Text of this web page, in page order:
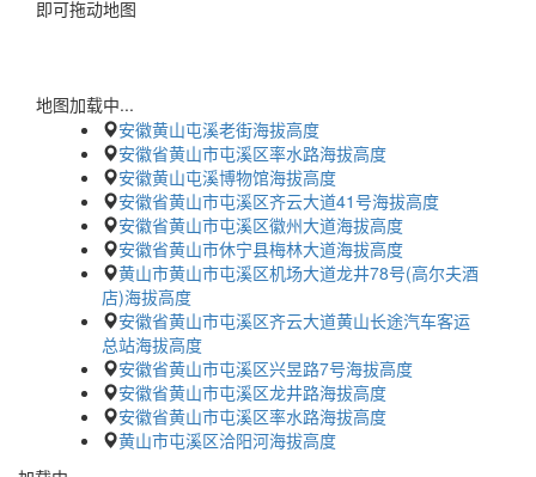
即可拖动地图
地图加载中...
安徽黄山屯溪老街海拔高度
安徽省黄山市屯溪区率水路海拔高度
安徽黄山屯溪博物馆海拔高度
安徽省黄山市屯溪区齐云大道41号海拔高度
安徽省黄山市屯溪区徽州大道海拔高度
安徽省黄山市休宁县梅林大道海拔高度
黄山市黄山市屯溪区机场大道龙井78号(高尔夫酒
店)海拔高度
安徽省黄山市屯溪区齐云大道黄山长途汽车客运
总站海拔高度
安徽省黄山市屯溪区兴昱路7号海拔高度
安徽省黄山市屯溪区龙井路海拔高度
安徽省黄山市屯溪区率水路海拔高度
黄山市屯溪区洽阳河海拔高度